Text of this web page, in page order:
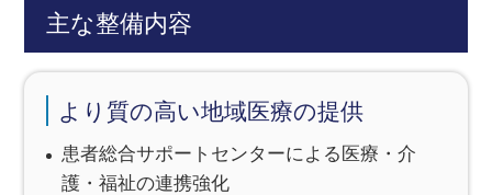
主な整備内容
より質の高い地域医療の提供
患者総合サポートセンターによる医療・介
護・福祉の連携強化